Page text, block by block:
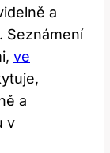
a
Seznámení
ve
a
v